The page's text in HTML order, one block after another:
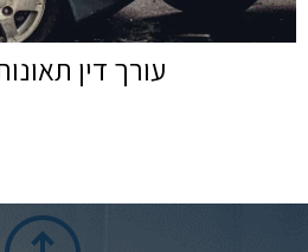
עורך דין